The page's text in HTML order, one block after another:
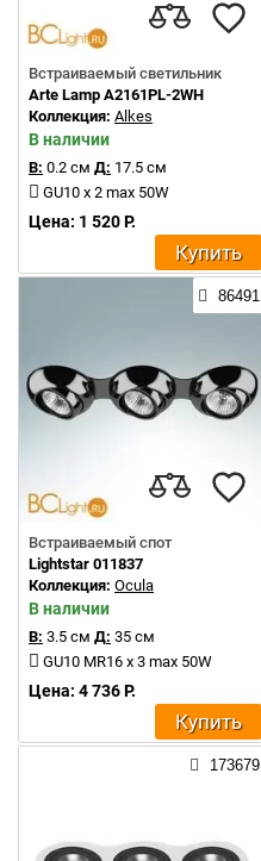
Встраиваемый светильник
Arte Lamp A2161PL-2WH
Коллекция: Alkes
В наличии
В: 0.2 см Д: 17.5 см
GU10 x 2 max 50W
Цена: 1 520 Р.
Купить
86491
Встраиваемый спот
Lightstar 011837
Коллекция: Ocula
В наличии
В: 3.5 см Д: 35 см
GU10 MR16 x 3 max 50W
Цена: 4 736 Р.
Купить
173679